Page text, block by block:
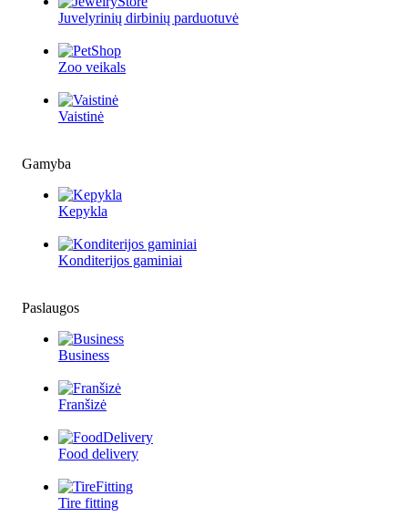
Juvelyrinių dirbinių parduotuvė
Zoo veikals
Vaistinė
Gamyba
Kepykla
Konditerijos gaminiai
Paslaugos
Business
Franšizė
Food delivery
Tire fitting